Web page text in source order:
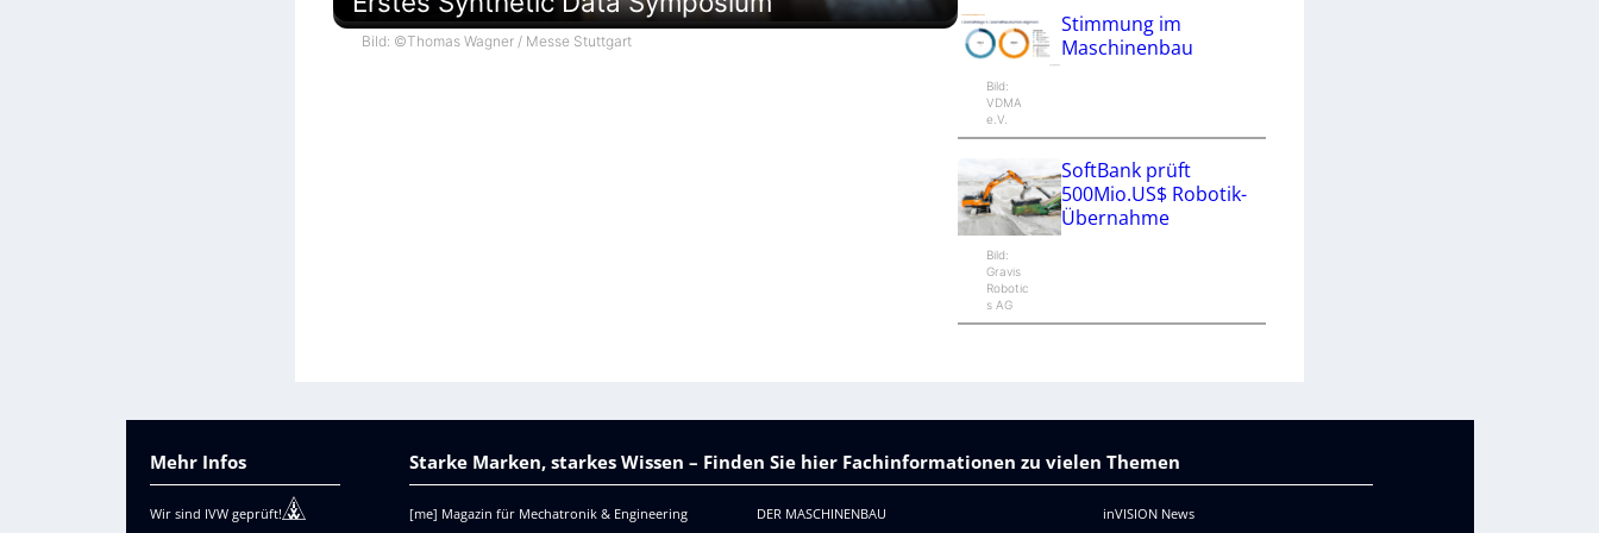
Bild: ©Thomas Wagner / Messe Stuttgart
Bild:
VDMA
e.V.
Stimmung im
Maschinenbau
Bild:
Gravis
Robotic
s AG
SoftBank prüft
500Mio.US$ Robotik-
Übernahme
Mehr Infos
Wir sind IVW geprüft!
Starke Marken, starkes Wissen – Finden Sie hier Fachinformationen zu vielen Themen
[me] Magazin für Mechatronik & Engineering
DER MASCHINENBAU
inVISION News